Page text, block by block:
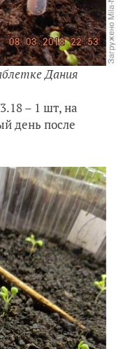
Дания
– 1 шт, на
день после